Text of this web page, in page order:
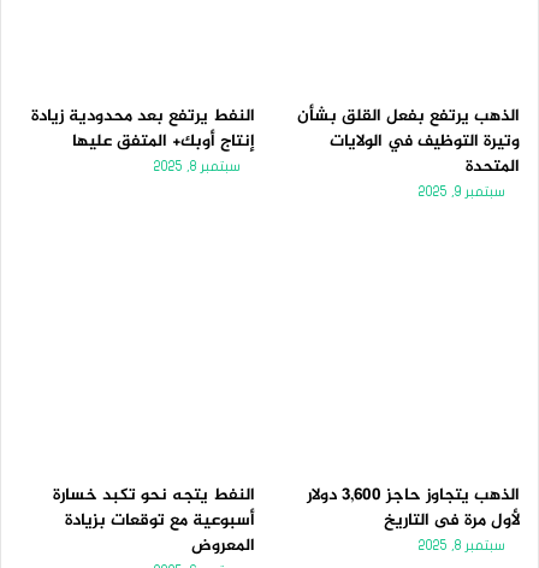
الذهب يرتفع بفعل القلق بشأن
وتيرة التوظيف في الولايات
المتحدة
سبتمبر 9, 2025
النفط يرتفع بعد محدودية زيادة
إنتاج أوبك+ المتفق عليها
سبتمبر 8, 2025
الذهب يتجاوز حاجز 3,600 دولار
لأول مرة فى التاريخ
سبتمبر 8, 2025
النفط يتجه نحو تكبد خسارة
أسبوعية مع توقعات بزيادة
المعروض